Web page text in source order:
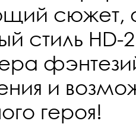
стиль
и
героя!